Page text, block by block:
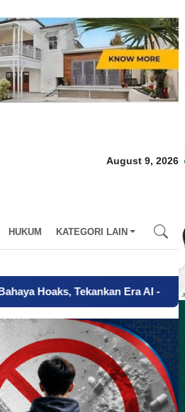
August 9, 2026
HUKUM KATEGORI LAIN
Era AI- Sertifikat Tanah